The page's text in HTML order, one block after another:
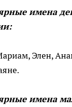
имена
Элен,
имена